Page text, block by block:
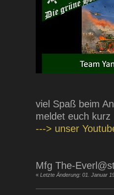
viel Spaß beim
meldet euch kurz
---> unser
Mfg The-
« Letzte Änderung: 01. Januar